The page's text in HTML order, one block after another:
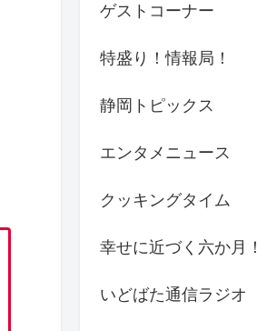
ゲストコーナー
特盛り！情報局！
静岡トピックス
エンタメニュース
クッキングタイム
幸せに近づく六か月！
いどばた通信ラジオ